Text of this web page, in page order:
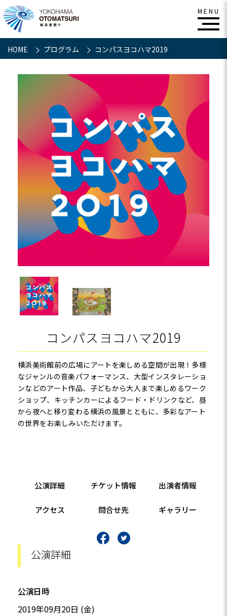
HOME プログラム コンパスヨコハマ2019
コンパスヨコハマ2019
横浜美術館前の広場にアートを楽しめる空間が出現！多様
なジャンルの音楽パフォーマンス、大型インスタレーショ
ンなどのアート作品、子どもから大人まで楽しめるワーク
ショップ、キッチンカーによるフード・ドリンクなど、昼
から夜へと移り変わる横浜の風景とともに、多彩なアート
の世界をお楽しみいただけます。
公演詳細
公演日時
2019年09月20日 (金)
公演詳細 チケット情報 出演者情報
アクセス 問合せ先 ギャラリー